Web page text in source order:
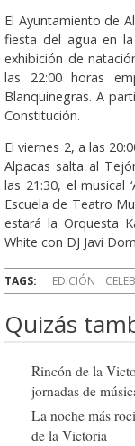
El Ayuntamiento de
fiesta del agua en
exhibición de
las 22:00 horas
Blanquinegras. A
Constitución.
El viernes 2, a las
Alpacas salta al
las 21:30, el musical
Escuela de Teatro
estará la Orquesta
White con DJ Javi
TAGS: EDICIÓN
Quizás
Rincón de la
jornadas de
La noche más
de la Victoria